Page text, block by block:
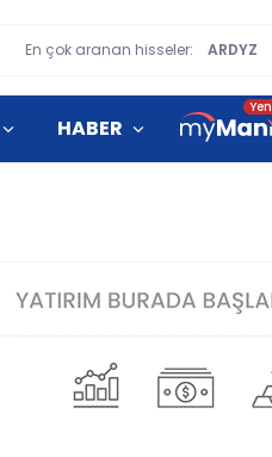
En çok aranan hisseler: ARDYZ
HABER